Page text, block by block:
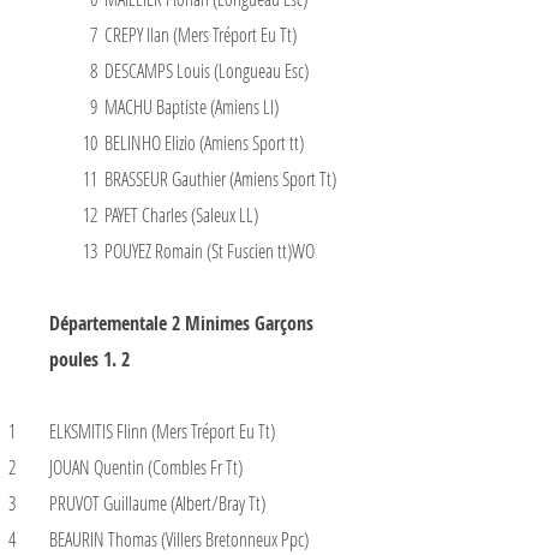
7 CREPY Ilan (Mers Tréport Eu Tt)
8 DESCAMPS Louis (Longueau Esc)
9 MACHU Baptiste (Amiens Ll)
10 BELINHO Elizio (Amiens Sport tt)
11 BRASSEUR Gauthier (Amiens Sport Tt)
12 PAYET Charles (Saleux LL)
13 POUYEZ Romain (St Fuscien tt)WO
Départementale 2 Minimes Garçons
poules 1. 2
1
ELKSMITIS Flinn (Mers Tréport Eu Tt)
2
JOUAN Quentin (Combles Fr Tt)
3
PRUVOT Guillaume (Albert/Bray Tt)
4
BEAURIN Thomas (Villers Bretonneux Ppc)